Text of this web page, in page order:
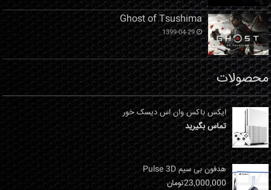
Ghost of Tsushima
1399-04-29
محصولات
ایکس باکس وان اس دیسک خور
تماس بگیرید
هدفون بی سیم Pulse 3D
23,000,000تومان